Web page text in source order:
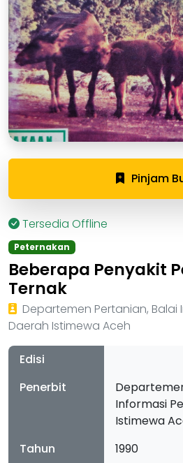
Pinjam
Tersedia Offline
Peternakan
Beberapa Penyakit
Ternak
Departemen Pertanian, Balai
Daerah Istimewa Aceh
Edisi
Penerbit
Informasi
Istimewa
Tahun
1990